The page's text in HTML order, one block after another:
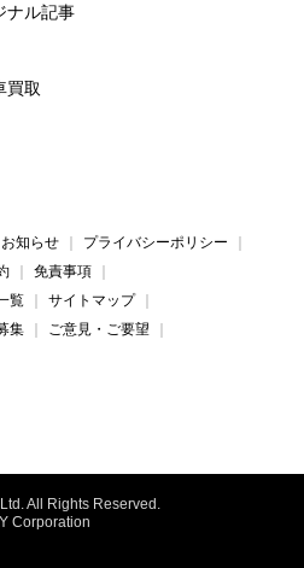
ナル記事
買取
お知らせ
プライバシーポリシー
免責事項
覧
サイトマップ
集
ご意見・ご要望
All Rights Reserved.
Corporation